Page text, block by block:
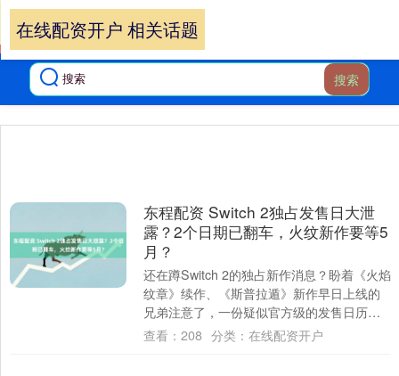
搜索
在线配资开户 相关话题
东程配资 Switch 2独占发售日大泄
露？2个日期已翻车，火纹新作要等5
月？
还在蹲Switch 2的独占新作消息？盼着《火焰
纹章》续作、《斯普拉遁》新作早日上线的
兄弟注意了，一份疑似官方级的发售日历突
然炸出！葡萄牙EuroGamer近日....
查看： 208 分类： 在线配资开户